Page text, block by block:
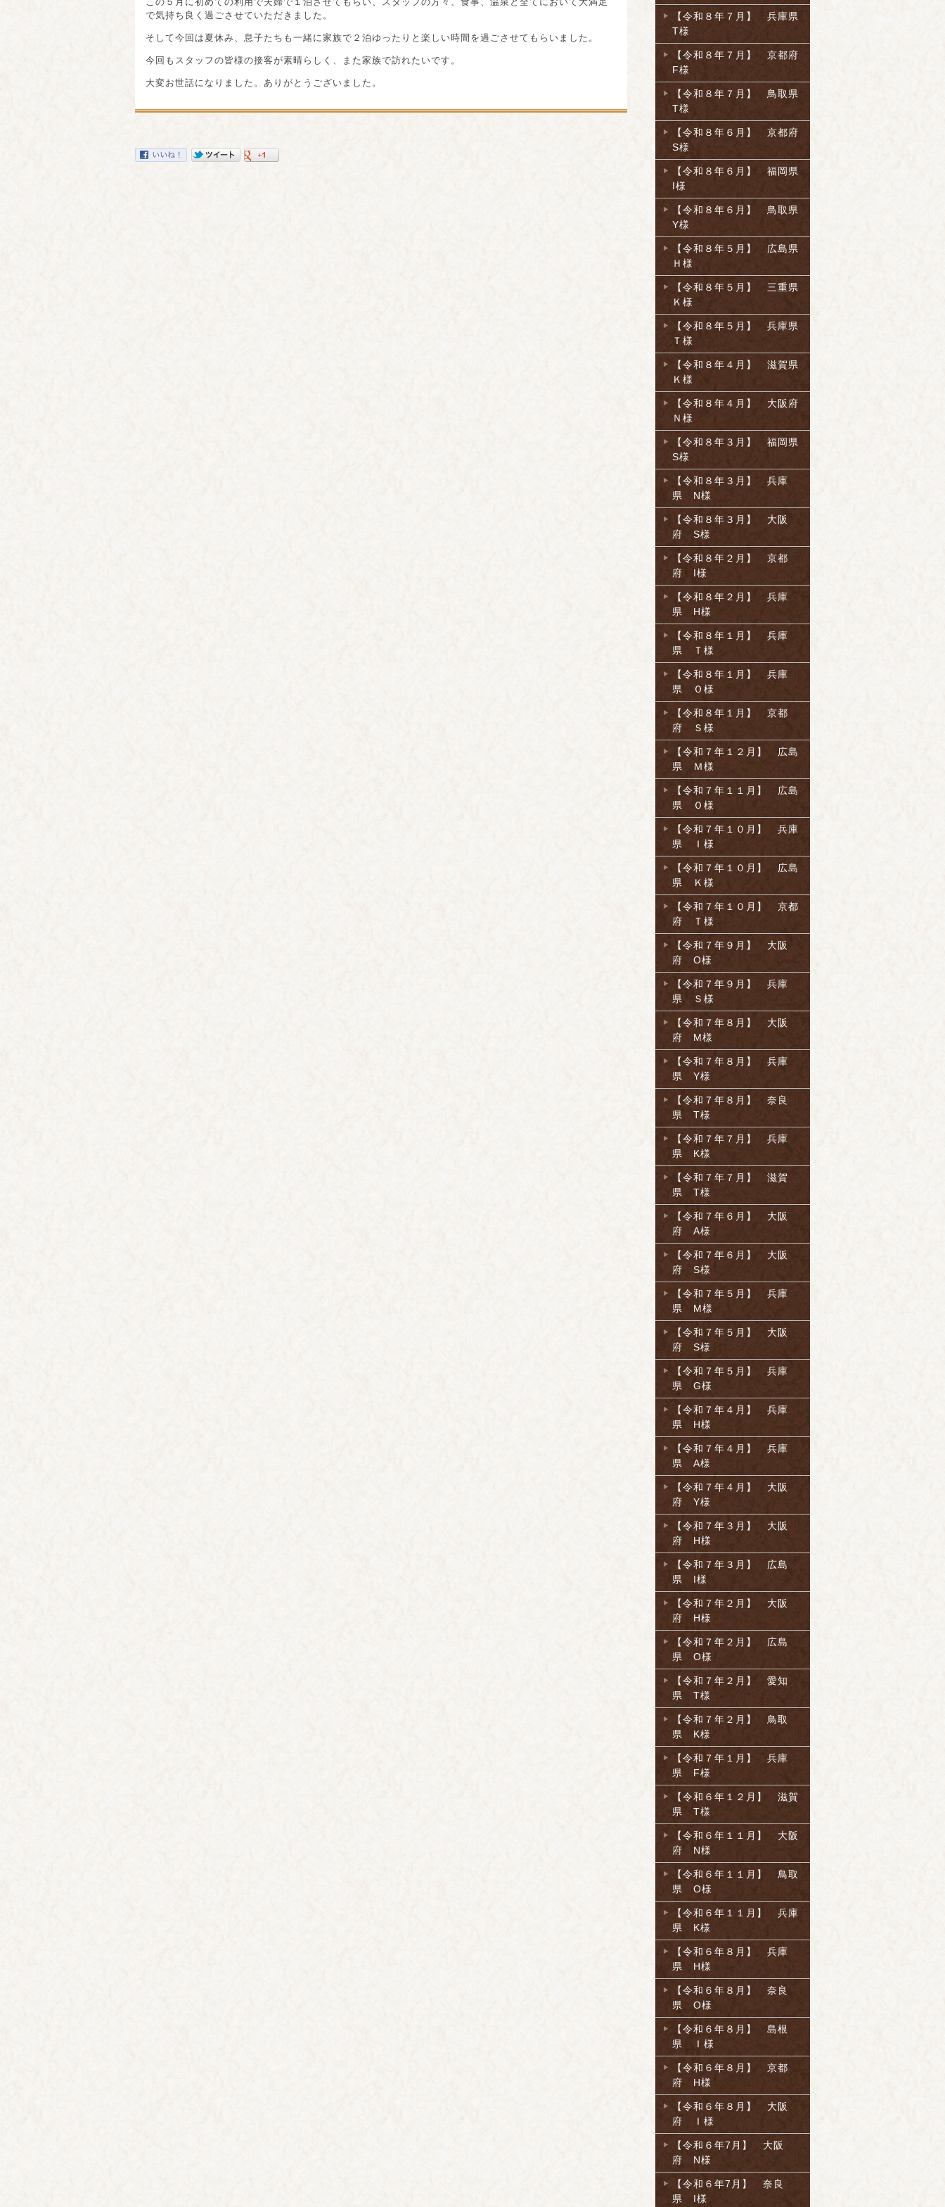
で気持ち良く過ごさせていただきました。
そして今回は夏休み、息子たちも一緒に家族で２泊ゆったりと楽しい時間を過ごさせてもらいました。
今回もスタッフの皆様の接客が素晴らしく、また家族で訪れたいです。
大変お世話になりました。ありがとうございました。
【令和８年７月】 兵庫県
T様
【令和８年７月】 京都府
F様
【令和８年７月】 鳥取県
T様
【令和８年６月】 京都府
S様
【令和８年６月】 福岡県
I様
【令和８年６月】 鳥取県
Y様
【令和８年５月】 広島県
Ｈ様
【令和８年５月】 三重県
Ｋ様
【令和８年５月】 兵庫県
Ｔ様
【令和８年４月】 滋賀県
Ｋ様
【令和８年４月】 大阪府
Ｎ様
【令和８年３月】 福岡県
S様
【令和８年３月】 兵庫
県 N様
【令和８年３月】 大阪
府 S様
【令和８年２月】 京都
府 I様
【令和８年２月】 兵庫
県 H様
【令和８年１月】 兵庫
県 Ｔ様
【令和８年１月】 兵庫
県 Ｏ様
【令和８年１月】 京都
府 Ｓ様
【令和７年１２月】 広島
県 Ｍ様
【令和７年１１月】 広島
県 Ｏ様
【令和７年１０月】 兵庫
県 Ｉ様
【令和７年１０月】 広島
県 Ｋ様
【令和７年１０月】 京都
府 Ｔ様
【令和７年９月】 大阪
府 O様
【令和７年９月】 兵庫
県 Ｓ様
【令和７年８月】 大阪
府 M様
【令和７年８月】 兵庫
県 Y様
【令和７年８月】 奈良
県 T様
【令和７年７月】 兵庫
県 K様
【令和７年７月】 滋賀
県 T様
【令和７年６月】 大阪
府 A様
【令和７年６月】 大阪
府 S様
【令和７年５月】 兵庫
県 M様
【令和７年５月】 大阪
府 S様
【令和７年５月】 兵庫
県 G様
【令和７年４月】 兵庫
県 H様
【令和７年４月】 兵庫
県 A様
【令和７年４月】 大阪
府 Y様
【令和７年３月】 大阪
府 H様
【令和７年３月】 広島
県 I様
【令和７年２月】 大阪
府 H様
【令和７年２月】 広島
県 O様
【令和７年２月】 愛知
県 T様
【令和７年２月】 鳥取
県 K様
【令和７年１月】 兵庫
県 F様
【令和６年１２月】 滋賀
県 T様
【令和６年１１月】 大阪
府 N様
【令和６年１１月】 鳥取
県 O様
【令和６年１１月】 兵庫
県 K様
【令和６年８月】 兵庫
県 H様
【令和６年８月】 奈良
県 O様
【令和６年８月】 島根
県 Ｉ様
【令和６年８月】 京都
府 H様
【令和６年８月】 大阪
府 Ｉ様
【令和６年7月】 大阪
府 N様
【令和６年7月】 奈良
県 I様